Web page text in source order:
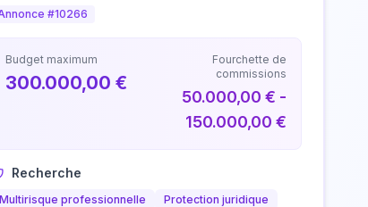
#10266
Budget maximum
300.000,00 €
Fourchette de
commissions
50.000,00 € -
150.000,00 €
Recherche
Multirisque professionnelle
Protection juridique